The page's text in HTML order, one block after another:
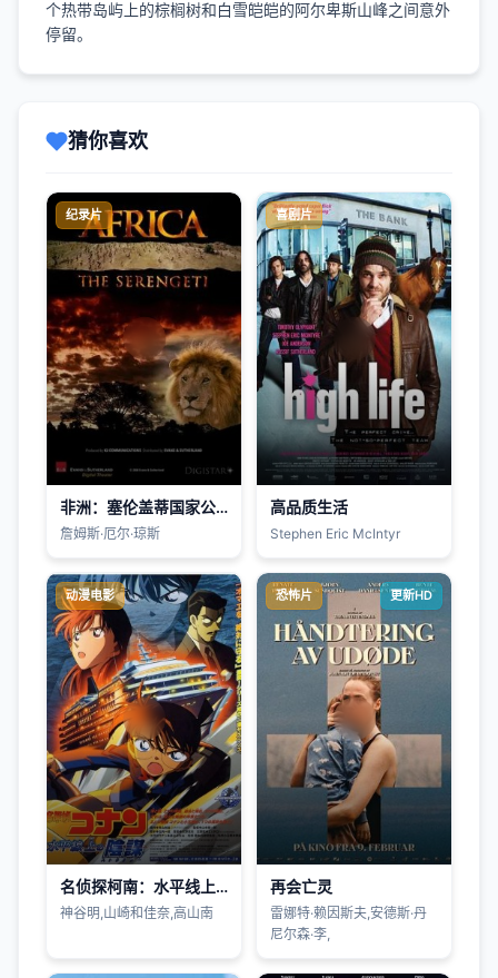
个热带岛屿上的棕榈树和白雪皑皑的阿尔卑斯山峰之间意外
停留。
猜你喜欢
纪录片
非洲：塞伦盖蒂国家公园1994
詹姆斯·厄尔·琼斯
喜剧片
高品质生活
Stephen Eric McIntyr
动漫电影
名侦探柯南：水平线上的阴谋2005
神谷明,山崎和佳奈,高山南
恐怖片 更新HD
再会亡灵
雷娜特·赖因斯夫,安德斯·丹
尼尔森·李,